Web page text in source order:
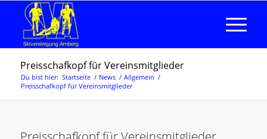
Preisschafkopf für Vereinsmitglieder
Du bist hier: Startseite / News / Allgemein /
Preisschafkopf für Vereinsmitglieder